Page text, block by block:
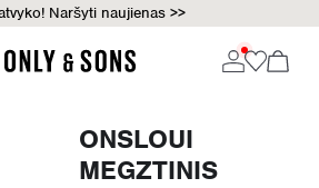
Naršyti naujienas >>
ONSLOUI
MEGZTINIS